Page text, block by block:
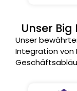
Unser
Unser
Integration von